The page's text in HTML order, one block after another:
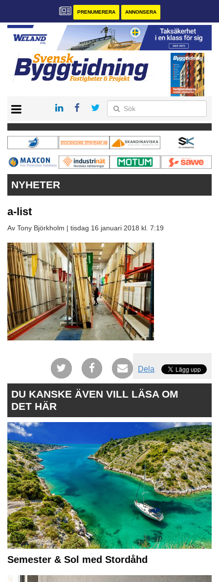
PRENUMERERA ANNONSERA
PRENUMERERA
VÅRA ANDRA MAGASIN
ANNONSERA
NYHETER
a-list
Av Tony Björkholm | tisdag 16 januari 2018 kl. 7:19
Dela
DU KANSKE ÄVEN VILL LÄSA OM
DET HÄR
Semester & Sol med Stordåhd